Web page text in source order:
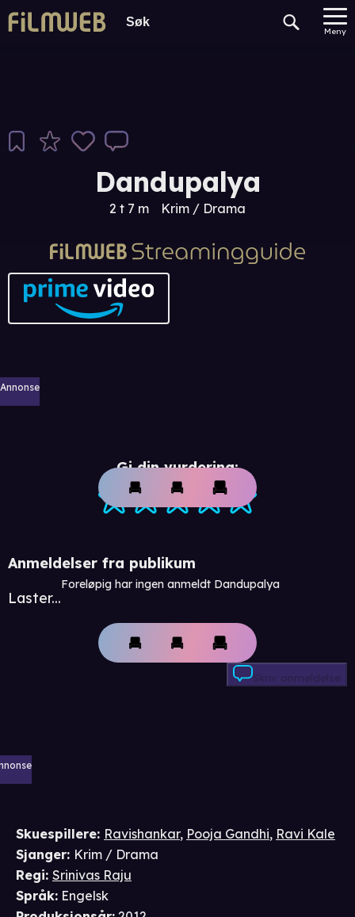
Meny
Dandupalya
2 t 7 m Krim / Drama
Annonse
Gi din vurdering:
Anmeldelser fra publikum
Laster...
Foreløpig har ingen anmeldt Dandupalya
Skriv anmeldelse
Skuespillere: Ravishankar, Pooja Gandhi, Ravi Kale
Sjanger: Krim / Drama
Regi: Srinivas Raju
Språk: Engelsk